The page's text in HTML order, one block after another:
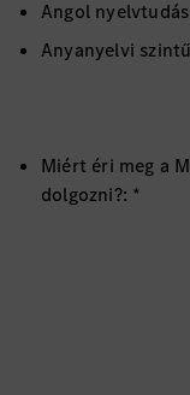
Angol
Anyanyelvi
Miért éri meg a
dolgozni?: *